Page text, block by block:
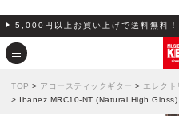
5,000円以上お買い上げで送料無料！
TOP > アコースティックギター > エレクト
> Ibanez MRC10-NT (Natural High